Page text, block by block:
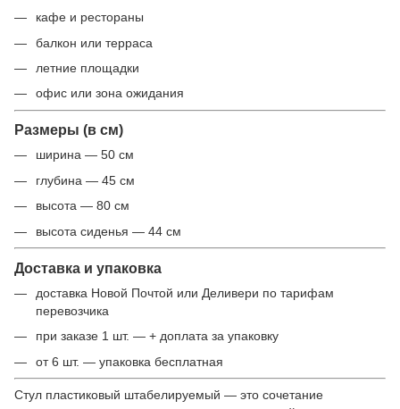
кафе и рестораны
балкон или терраса
летние площадки
офис или зона ожидания
Размеры (в см)
ширина — 50 см
глубина — 45 см
высота — 80 см
высота сиденья — 44 см
Доставка и упаковка
доставка Новой Почтой или Деливери по тарифам
перевозчика
при заказе 1 шт. — + доплата за упаковку
от 6 шт. — упаковка бесплатная
Стул пластиковый штабелируемый — это сочетание